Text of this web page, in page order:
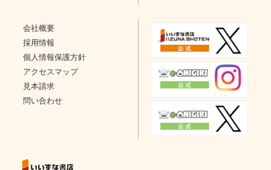
会社概要
採用情報
個人情報保護方針
アクセスマップ
見本請求
問い合わせ